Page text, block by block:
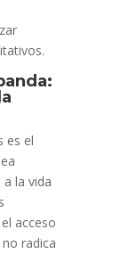
es el
la vida
acceso
radica